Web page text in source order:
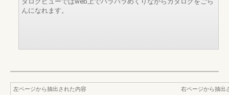
んになれます。
左ページから抽出された内容
右ページから抽出